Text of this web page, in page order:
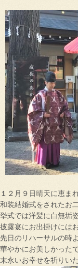
１２月９日晴天に恵ま
和装結婚式をされたお
挙式では洋髪に白無垢
披露宴にお出掛けには
先日のリハーサルの時
華やかにお美しかったで
末永いお幸せを祈りい